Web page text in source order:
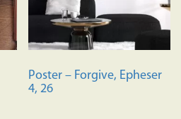
können
der
gewählt
Poster – Forgive, Epheser
4, 26